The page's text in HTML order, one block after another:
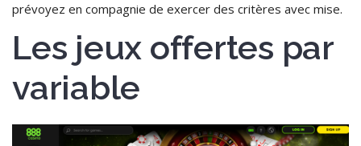
prévoyez en compagnie de exercer des critères avec mise.
Les jeux offertes par
variable